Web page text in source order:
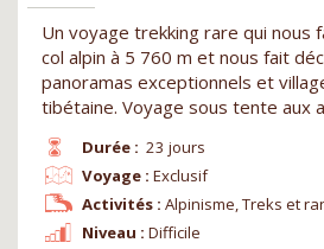
Un voyage trekking rare qui nous
col alpin à 5 760 m et nous fait
panoramas exceptionnels et
tibétaine. Voyage sous tente aux
Durée : 23 jours
Niveau : Difficile
Voyage : Exclusif
Activités : Alpinisme, Treks et